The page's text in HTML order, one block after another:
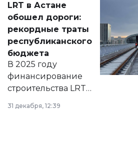
документ
появился в базе
нормативных
правовых актов и
на сайте маслихат
города.
LRT в Астане
обошел дороги:
рекордные траты
республиканского
бюджета
В 2025 году
финансирование
строительства LRT
в Астане из
республиканского
31 декабря, 12:39